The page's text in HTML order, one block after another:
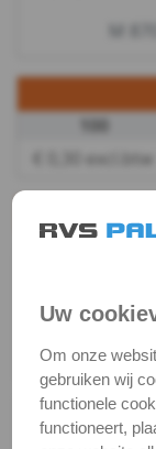
Pluggen
Fittingen
Bits
Kabel,
ketting,
M
100
€ 0,30 excl.btw
DIN /
Kwaliteit
Alle maten
Uw
Om onze
gebruiken wij
functionele
functioneert,